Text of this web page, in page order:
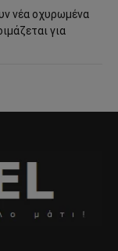
νέα οχυρωμένα
για